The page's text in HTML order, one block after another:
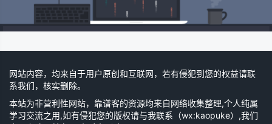
网站内容，均来自于用户原创和互联网，若有侵犯到您的权益请联
系我们，核实删除。
本站为非营利性网站，靠谱客的资源均来自网络收集整理,个人纯属
学习交流之用,如有侵犯您的版权请与我联系（wx:kaopuke）,我们